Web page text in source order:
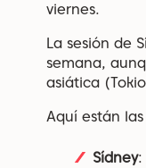
viernes.
La sesión de
semana,
asiática
Aquí están
Sídney: